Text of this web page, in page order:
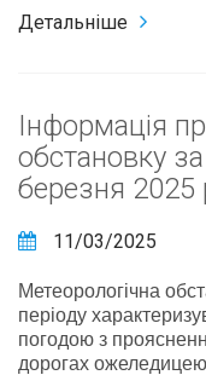
Детальніше
Інформація
обстановку
березня 2025
11/03/2025
Метеорологічна
періоду
погодою з
дорогах